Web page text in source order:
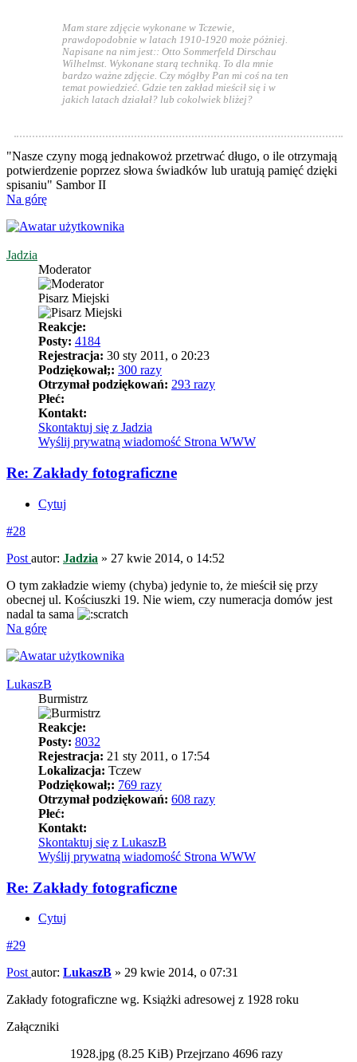
Mam stare zdjęcie wykonane w Tczewie,
prawdopodobnie w latach 1910-1920 może póżniej.
Napisane na nim jest:: Otto Sommerfeld Dirschau
Wilhelmst. Wykonane starą techniką. To dla mnie
bardzo ważne zdjęcie. Czy mógłby Pan mi coś na ten
temat powiedzieć. Gdzie ten zakład mieścił się i w
jakich latach działał? lub cokolwiek bliżej?
"Nasze czyny mogą jednakowoż przetrwać długo, o ile otrzymają
potwierdzenie poprzez słowa świadków lub uratują pamięć dzięki
spisaniu" Sambor II
Na górę
Jadzia
Moderator
Pisarz Miejski
Reakcje:
Posty: 4184
Rejestracja: 30 sty 2011, o 20:23
Podziękował;: 300 razy
Otrzymał podziękowań: 293 razy
Płeć:
Kontakt:
Skontaktuj się z Jadzia
Wyślij prywatną wiadomość Strona WWW
Re: Zakłady fotograficzne
Cytuj
#28
Post autor: Jadzia » 27 kwie 2014, o 14:52
O tym zakładzie wiemy (chyba) jedynie to, że mieścił się przy
obecnej ul. Kościuszki 19. Nie wiem, czy numeracja domów jest
nadal ta sama
Na górę
LukaszB
Burmistrz
Reakcje:
Posty: 8032
Rejestracja: 21 sty 2011, o 17:54
Lokalizacja: Tczew
Podziękował;: 769 razy
Otrzymał podziękowań: 608 razy
Płeć:
Kontakt:
Skontaktuj się z LukaszB
Wyślij prywatną wiadomość Strona WWW
Re: Zakłady fotograficzne
Cytuj
#29
Post autor: LukaszB » 29 kwie 2014, o 07:31
Zakłady fotograficzne wg. Książki adresowej z 1928 roku
Załączniki
1928.jpg (8.25 KiB) Przejrzano 4696 razy